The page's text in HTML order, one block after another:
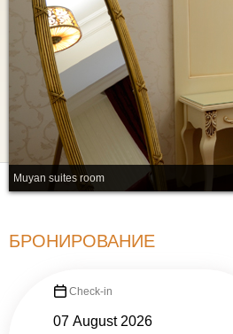
Muyan suites room
БРОНИРОВАНИЕ
Check-in